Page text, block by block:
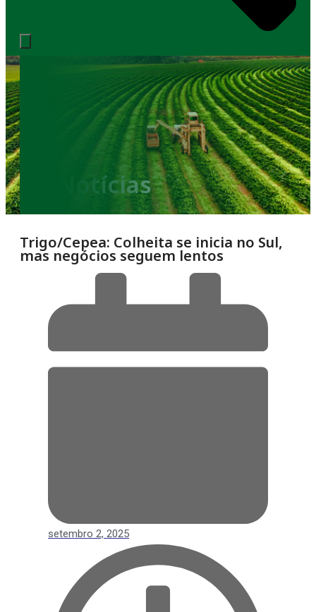
Notícias
Trigo/Cepea: Colheita se inicia no Sul,
mas negócios seguem lentos
setembro 2, 2025